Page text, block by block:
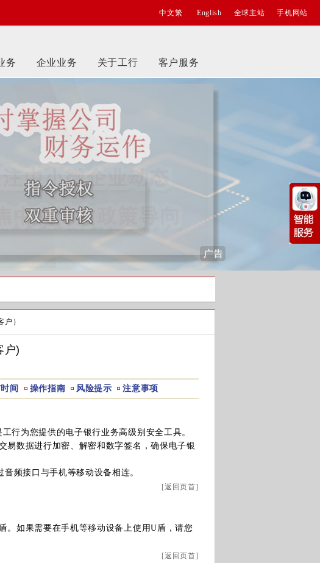
中文繁 English 全球主站 手机网站
务 企业业务 关于工行 客户服务
户）
户)
间 操作指南 风险提示 注意事项
为您提供的电子银行业务高级别安全工具。
数据进行加密、解密和数字签名，确保电子银
频接口与手机等移动设备相连。
[返回页首]
如果需要在手机等移动设备上使用U盾，请您
[返回页首]